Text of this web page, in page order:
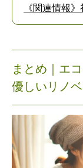
《関連情報
まとめ｜ エ
優しいリノ